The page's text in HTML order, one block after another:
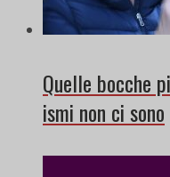
Quelle bocche
ismi non ci sono